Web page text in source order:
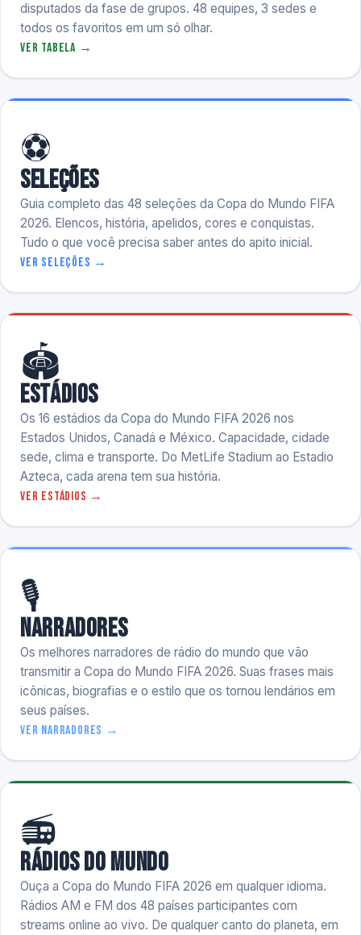
disputados da fase de grupos. 48 equipes, 3 sedes e
todos os favoritos em um só olhar.
Ver tabela →
⚽
Seleções
Guia completo das 48 seleções da Copa do Mundo FIFA
2026. Elencos, história, apelidos, cores e conquistas.
Tudo o que você precisa saber antes do apito inicial.
Ver seleções →
🏟️
Estádios
Os 16 estádios da Copa do Mundo FIFA 2026 nos
Estados Unidos, Canadá e México. Capacidade, cidade
sede, clima e transporte. Do MetLife Stadium ao Estadio
Azteca, cada arena tem sua história.
Ver estádios →
🎙️
Narradores
Os melhores narradores de rádio do mundo que vão
transmitir a Copa do Mundo FIFA 2026. Suas frases mais
icônicas, biografias e o estilo que os tornou lendários em
seus países.
Ver narradores →
📻
Rádios do Mundo
Ouça a Copa do Mundo FIFA 2026 em qualquer idioma.
Rádios AM e FM dos 48 países participantes com
streams online ao vivo. De qualquer canto do planeta, em